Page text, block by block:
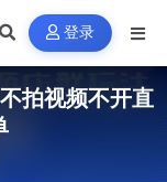
登录
拍视频不开直